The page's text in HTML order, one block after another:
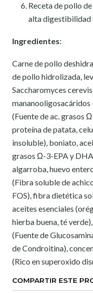
Receta de pollo
alta digestibilidad
Ingredientes:
Carne de pollo
de pollo hidrolizada,
Saccharomyces
mananooligosacáridos
(Fuente de ac. grasos
proteína de patata,
insoluble), boniato,
grasos Ω-3-EPA y
algarroba, huevo
(Fibra soluble de
FOS), fibra dietética
aceites esenciales
hierba buena, té
(Fuente de
de Condroitina),
(Rico en superoxido
COMPARTIR ESTE